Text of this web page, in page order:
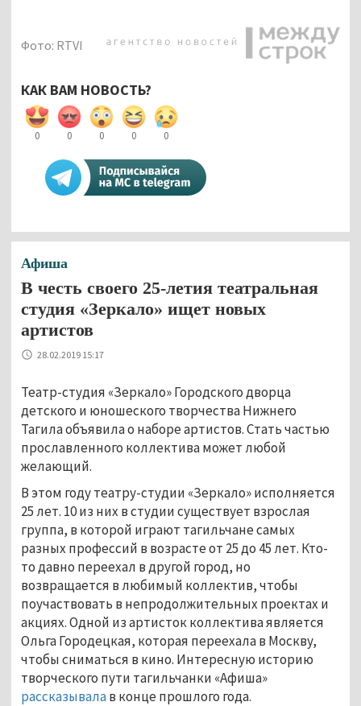
Фото: RTVI
КАК ВАМ НОВОСТЬ?
0 0 0 0 0
Афиша
В честь своего 25-летия театральная
студия «Зеркало» ищет новых
артистов
28.02.2019 15:17
Театр-студия «Зеркало» Городского дворца
детского и юношеского творчества Нижнего
Тагила объявила о наборе артистов. Стать частью
прославленного коллектива может любой
желающий.
В этом году театру-студии «Зеркало» исполняется
25 лет. 10 из них в студии существует взрослая
группа, в которой играют тагильчане самых
разных профессий в возрасте от 25 до 45 лет. Кто-
то давно переехал в другой город, но
возвращается в любимый коллектив, чтобы
поучаствовать в непродолжительных проектах и
акциях. Одной из артисток коллектива является
Ольга Городецкая, которая переехала в Москву,
чтобы сниматься в кино. Интересную историю
творческого пути тагильчанки «Афиша»
рассказывалав конце прошлого года.